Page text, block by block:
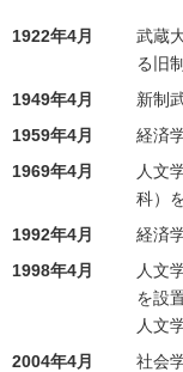
1922年4月
武蔵
る旧
1949年4月
新制
1959年4月
経済
1969年4月
人文
科）
1992年4月
経済
1998年4月
人文
を設
人文
2004年4月
社会